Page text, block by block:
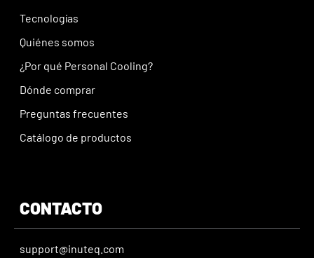
Tecnologías
Quiénes somos
¿Por qué Personal Cooling?
Dónde comprar
Preguntas frecuentes
Catálogo de productos
CONTACTO
support@inuteq.com